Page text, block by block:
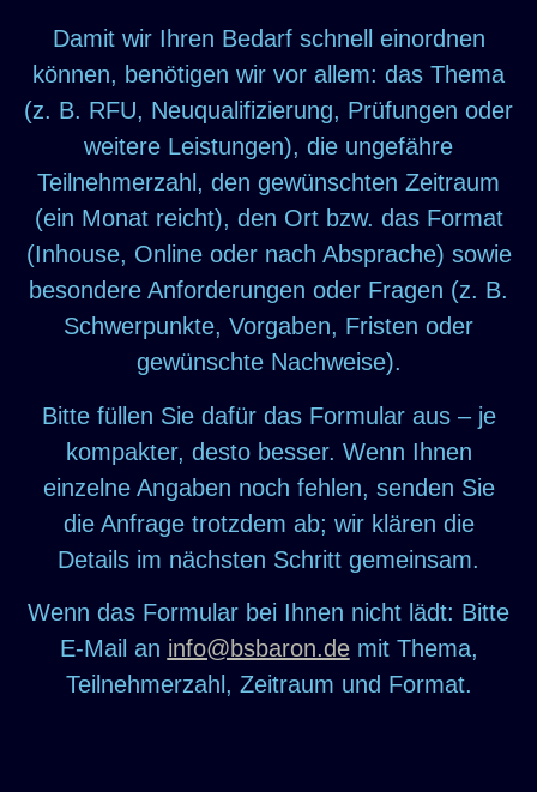
Damit wir Ihren Bedarf schnell einordnen
können, benötigen wir vor allem: das Thema
(z. B. RFU, Neuqualifizierung, Prüfungen oder
weitere Leistungen), die ungefähre
Teilnehmerzahl, den gewünschten Zeitraum
(ein Monat reicht), den Ort bzw. das Format
(Inhouse, Online oder nach Absprache) sowie
besondere Anforderungen oder Fragen (z. B.
Schwerpunkte, Vorgaben, Fristen oder
gewünschte Nachweise).
Bitte füllen Sie dafür das Formular aus – je
kompakter, desto besser. Wenn Ihnen
einzelne Angaben noch fehlen, senden Sie
die Anfrage trotzdem ab; wir klären die
Details im nächsten Schritt gemeinsam.
Wenn das Formular bei Ihnen nicht lädt: Bitte
E-Mail an info@bsbaron.demit Thema,
Teilnehmerzahl, Zeitraum und Format.